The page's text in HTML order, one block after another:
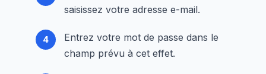
saisissez votre adresse e-mail.
Entrez votre mot de passe dans le
champ prévu à cet effet.